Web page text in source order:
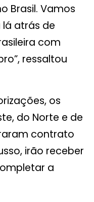
Brasil. Vamos
atrás de
com
ressaltou
os
do Norte e de
contrato
irão receber
a